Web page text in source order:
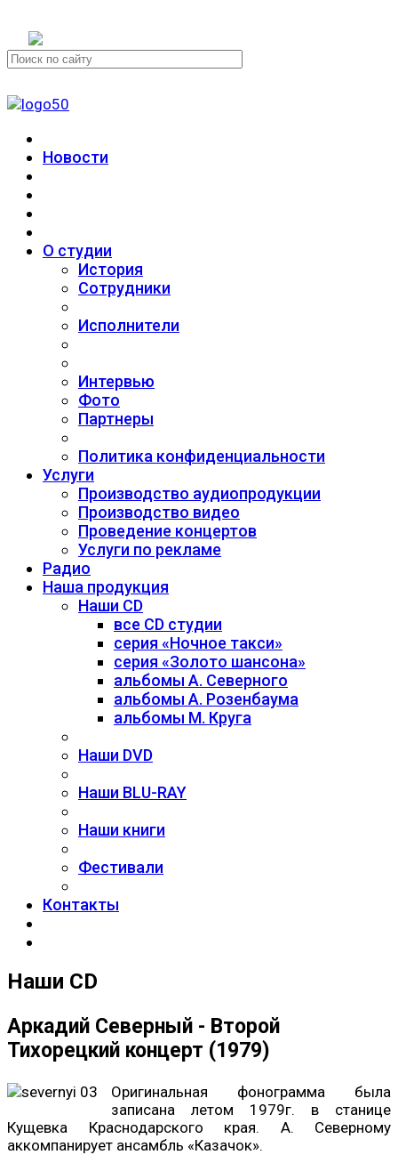
Новости
О студии
История
Сотрудники
Исполнители
Интервью
Фото
Партнеры
Политика конфиденциальности
Услуги
Производство аудиопродукции
Производство видео
Проведение концертов
Услуги по рекламе
Радио
Наша продукция
Наши CD
все CD студии
серия «Ночное такси»
серия «Золото шансона»
альбомы А. Северного
альбомы А. Розенбаума
альбомы М. Круга
Наши DVD
Наши BLU-RAY
Наши книги
Фестивали
Контакты
Наши CD
Аркадий Северный - Второй
Тихорецкий концерт (1979)
Оригинальная фонограмма была
записана летом 1979г. в станице
Кущевка Краснодарского края. А. Северному
аккомпанирует ансамбль «Казачок».